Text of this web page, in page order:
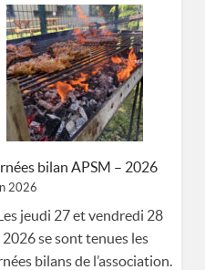
bilan APSM – 2026
2026
jeudi 27 et vendredi 28
2026 se sont tenues les
bilans de l’association.